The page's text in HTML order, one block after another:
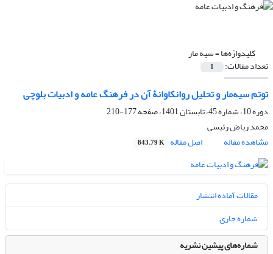
کلیدواژه‌ها =سیه مار
تعداد مقالات: 1
توتم سیه‌مار و تحلیل روانکاوانۀ آن در فرهنگ‌ عامه و ادبیات بلوچی
دوره 10، شماره 45، تابستان 1401، صفحه
177-210
محمد ریاض رئیسی
مشاهده مقاله
اصل مقاله 843.79 K
مقالات آماده انتشار
شماره جاری
شماره‌های پیشین نشریه